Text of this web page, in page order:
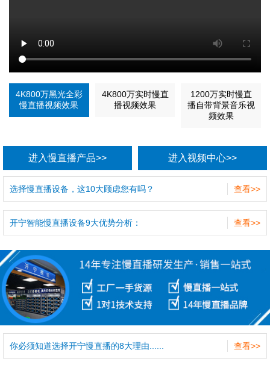
4K800万黑光全彩
慢直播视频效果
4K800万实时慢直
播视频效果
1200万实时慢直
播自带背景音乐视
频效果
进入慢直播产品>> 进入视频中心>>
查看>>
选择慢直播设备，这10大顾虑您有吗？
查看>>
开宁智能慢直播设备9大优势分析：
查看>>
你必须知道选择开宁慢直播的8大理由......